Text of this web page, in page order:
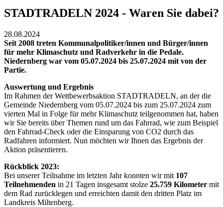
STADTRADELN 2024 - Waren Sie dabei?
28.08.2024
Seit 2008 treten Kommunalpolitiker/innen und Bürger/innen
für mehr Klimaschutz und Radverkehr in die Pedale.
Niedernberg war vom 05.07.2024 bis 25.07.2024 mit von der
Partie.
Auswertung und Ergebnis
Im Rahmen der Wettbewerbsaktion STADTRADELN, an der die
Gemeinde Niedernberg vom 05.07.2024 bis zum 25.07.2024 zum
vierten Mal in Folge für mehr Klimaschutz teilgenommen hat, haben
wir Sie bereits über Themen rund um das Fahrrad, wie zum Beispiel
den Fahrrad-Check oder die Einsparung von CO2 durch das
Radfahren informiert. Nun möchten wir Ihnen das Ergebnis der
Aktion präsentieren.
Rückblick 2023:
Bei unserer Teilnahme im letzten Jahr konnten wir mit 107
Teilnehmenden in 21 Tagen insgesamt stolze 25.759 Kilometer mit
dem Rad zurücklegen und erreichten damit den dritten Platz im
Landkreis Miltenberg.